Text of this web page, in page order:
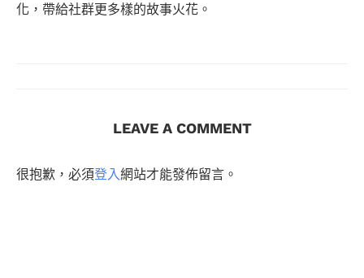
化，帶給社群更多樣的故事火花。
LEAVE A COMMENT
很抱歉，必須登入網站才能發佈留言。